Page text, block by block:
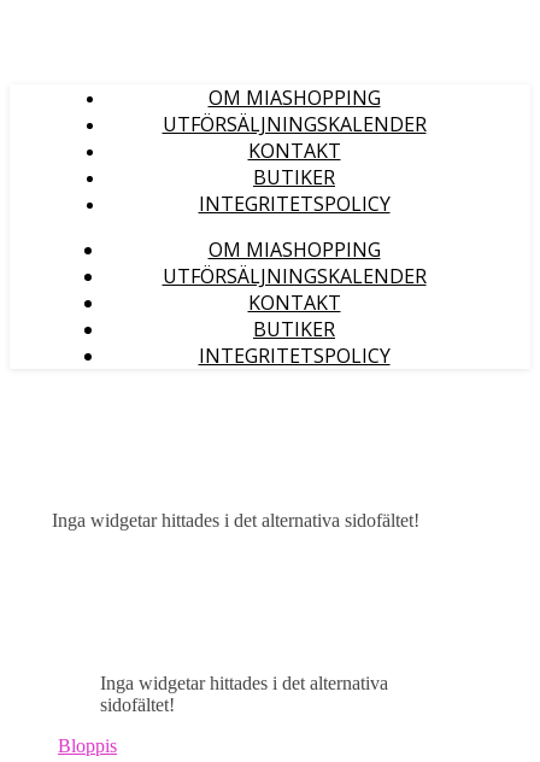
OM MIASHOPPING
UTFÖRSÄLJNINGSKALENDER
KONTAKT
BUTIKER
INTEGRITETSPOLICY
OM MIASHOPPING
UTFÖRSÄLJNINGSKALENDER
KONTAKT
BUTIKER
INTEGRITETSPOLICY
Inga widgetar hittades i det alternativa sidofältet!
Inga widgetar hittades i det alternativa
sidofältet!
Bloppis